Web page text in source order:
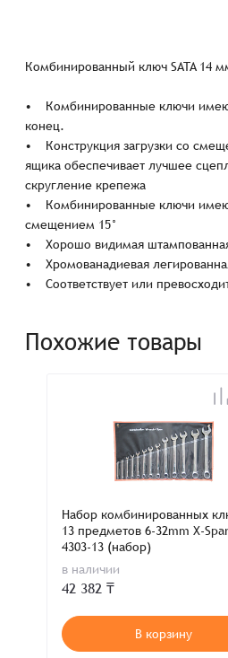
Комбинированный ключ SATA 14
• Комбинированные ключи
конец.
• Конструкция загрузки со
ящика обеспечивает лучшее
скругление крепежа
• Комбинированные ключи
смещением 15°
• Хорошо видимая
• Хромованадиевая
• Соответствует или
Похожие товары
Набор комбинированных
13 предметов 6-32mm X-
4303-13 (набор)
в наличии
42 382 ₸
В корзину